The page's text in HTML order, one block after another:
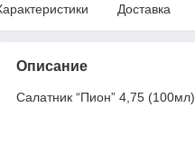
Доставка
Описание
Салатник “Пион” 4,75 (100мл)